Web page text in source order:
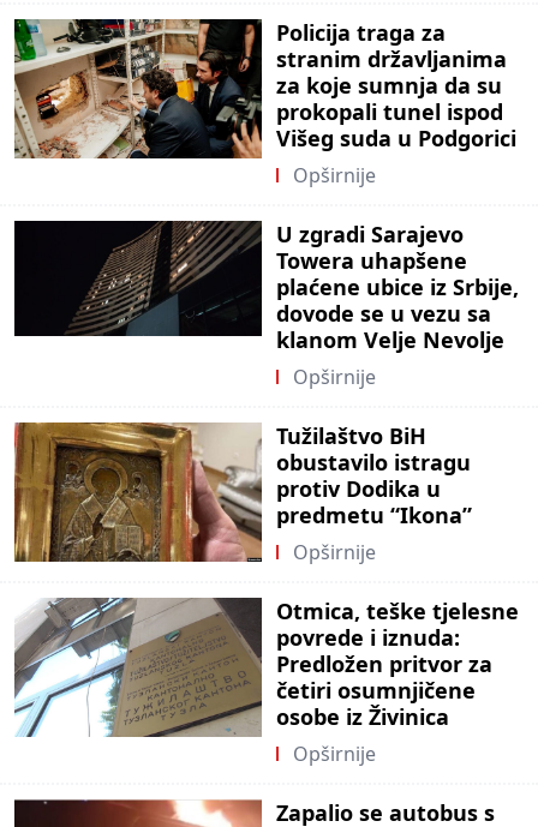
Policija traga za
stranim državljanima
za koje sumnja da su
prokopali tunel ispod
Višeg suda u Podgorici
Opširnije
U zgradi Sarajevo
Towera uhapšene
plaćene ubice iz Srbije,
dovode se u vezu sa
klanom Velje Nevolje
Opširnije
Tužilaštvo BiH
obustavilo istragu
protiv Dodika u
predmetu “Ikona”
Opširnije
Otmica, teške tjelesne
povrede i iznuda:
Predložen pritvor za
četiri osumnjičene
osobe iz Živinica
Opširnije
Zapalio se autobus s